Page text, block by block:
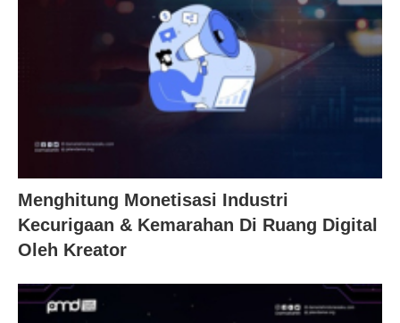
Menghitung Monetisasi Industri
Kecurigaan & Kemarahan Di Ruang Digital
Oleh Kreator